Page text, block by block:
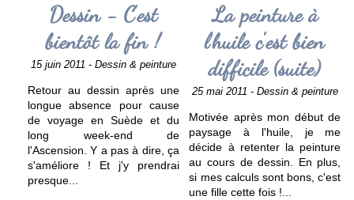
Dessin - C'est
bientôt la fin !
15 juin 2011 - Dessin & peinture
Retour au dessin après une
longue absence pour cause
de voyage en Suède et du
long week-end de
l'Ascension. Y a pas à dire, ça
s'améliore ! Et j'y prendrai
presque...
La peinture à
l'huile c'est bien
difficile (suite)
25 mai 2011 - Dessin & peinture
Motivée après mon début de
paysage à l'huile, je me
décide à retenter la peinture
au cours de dessin. En plus,
si mes calculs sont bons, c'est
une fille cette fois !...